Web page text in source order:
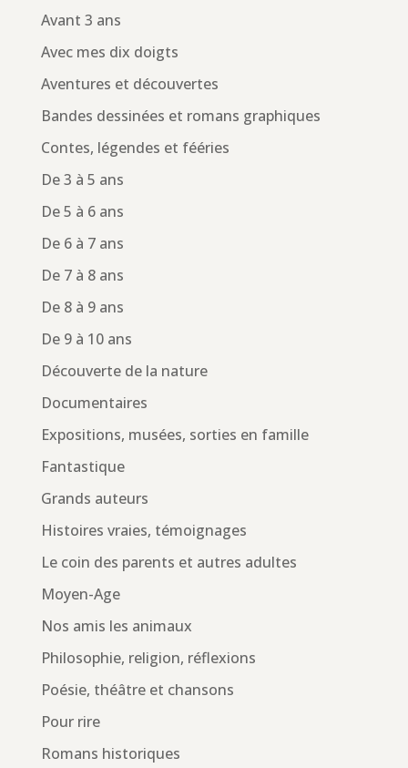
Avant 3 ans
Avec mes dix doigts
Aventures et découvertes
Bandes dessinées et romans graphiques
Contes, légendes et fééries
De 3 à 5 ans
De 5 à 6 ans
De 6 à 7 ans
De 7 à 8 ans
De 8 à 9 ans
De 9 à 10 ans
Découverte de la nature
Documentaires
Expositions, musées, sorties en famille
Fantastique
Grands auteurs
Histoires vraies, témoignages
Le coin des parents et autres adultes
Moyen-Age
Nos amis les animaux
Philosophie, religion, réflexions
Poésie, théâtre et chansons
Pour rire
Romans historiques